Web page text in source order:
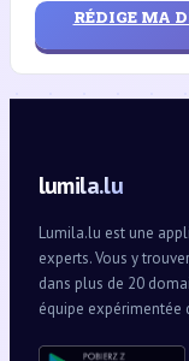
RÉDIGE MA
lumila.lu
Lumila.lu est une
experts. Vous y
dans plus de 20
équipe expérimentée